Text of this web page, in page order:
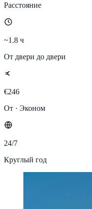
Расстояние
~1.8 ч
От двери до двери
€246
От · Эконом
24/7
Круглый год